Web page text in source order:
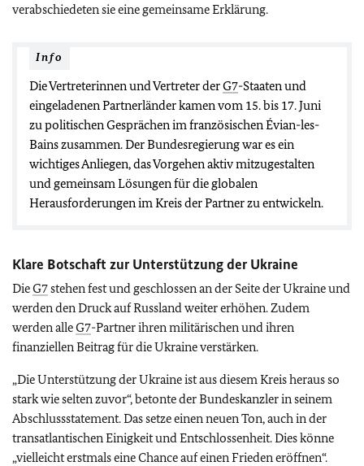
verabschiedeten sie eine gemeinsame Erklärung.
Info
Die Vertreterinnen und Vertreter derG7-Staaten und
eingeladenen Partnerländer kamen vom 15. bis 17. Juni
zu politischen Gesprächen im französischen Évian-les-
Bains zusammen. Der Bundesregierung war es ein
wichtiges Anliegen, das Vorgehen aktiv mitzugestalten
und gemeinsam Lösungen für die globalen
Herausforderungen im Kreis der Partner zu entwickeln.
Klare Botschaft zur Unterstützung der Ukraine
DieG7stehen fest und geschlossen an der Seite der Ukraine und
werden den Druck auf Russland weiter erhöhen. Zudem
werden alleG7-Partner ihren militärischen und ihren
finanziellen Beitrag für die Ukraine verstärken.
„Die Unterstützung der Ukraine ist aus diesem Kreis heraus so
stark wie selten zuvor“, betonte der Bundeskanzler in seinem
Abschlussstatement. Das setze einen neuen Ton, auch in der
transatlantischen Einigkeit und Entschlossenheit. Dies könne
„vielleicht erstmals eine Chance auf einen Frieden eröffnen“.